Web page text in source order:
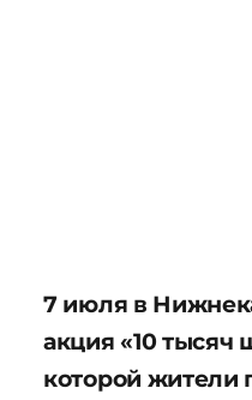
7 июля в
акция «10 тысяч
которой жители